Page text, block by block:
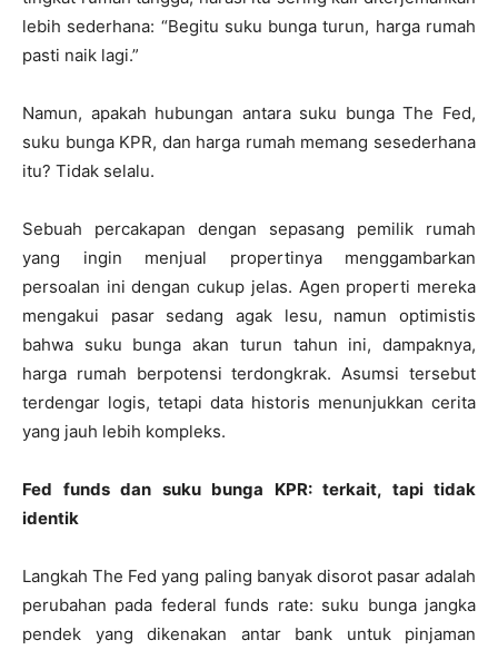
lebih sederhana: “Begitu suku bunga turun, harga rumah
pasti naik lagi.”
Namun, apakah hubungan antara suku bunga The Fed,
suku bunga KPR, dan harga rumah memang sesederhana
itu? Tidak selalu.
Sebuah percakapan dengan sepasang pemilik rumah
yang ingin menjual propertinya menggambarkan
persoalan ini dengan cukup jelas. Agen properti mereka
mengakui pasar sedang agak lesu, namun optimistis
bahwa suku bunga akan turun tahun ini, dampaknya,
harga rumah berpotensi terdongkrak. Asumsi tersebut
terdengar logis, tetapi data historis menunjukkan cerita
yang jauh lebih kompleks.
Fed funds dan suku bunga KPR: terkait, tapi tidak
identik
Langkah The Fed yang paling banyak disorot pasar adalah
perubahan pada federal funds rate: suku bunga jangka
pendek yang dikenakan antar bank untuk pinjaman